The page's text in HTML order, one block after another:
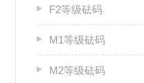
F2等级砝码
M1等级砝码
M2等级砝码